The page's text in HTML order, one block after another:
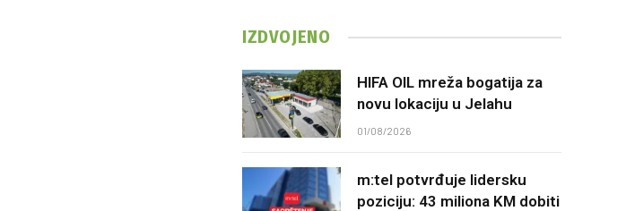
IZDVOJENO
HIFA OIL mreža bogatija za
novu lokaciju u Jelahu
01/08/2026
m:tel potvrđuje lidersku
poziciju: 43 miliona KM dobiti